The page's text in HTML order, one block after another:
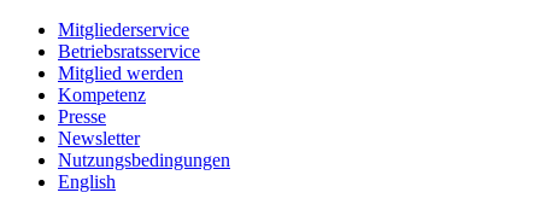
Mitgliederservice
Betriebsratsservice
Mitglied werden
Kompetenz
Presse
Newsletter
Nutzungsbedingungen
English